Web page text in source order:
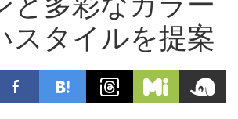
スタイルを提案